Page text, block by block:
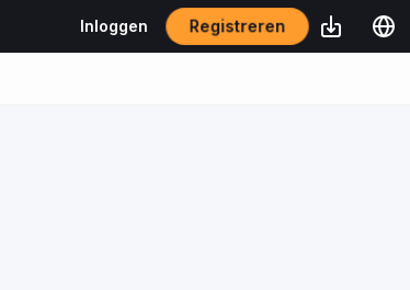
Inloggen Registreren